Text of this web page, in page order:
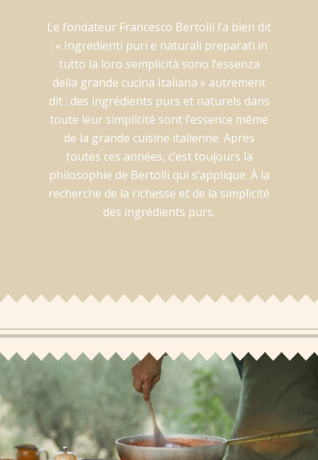
Le fondateur Francesco Bertolli l’a bien dit
: « Ingredienti puri e naturali preparati in
tutto la loro semplicità sono l’essenza
della grande cucina Italiana » autrement
dit : des ingrédients purs et naturels dans
toute leur simplicité sont l’essence même
de la grande cuisine italienne. Après
toutes ces années, c’est toujours la
philosophie de Bertolli qui s’applique. À la
recherche de la richesse et de la simplicité
des ingrédients purs.